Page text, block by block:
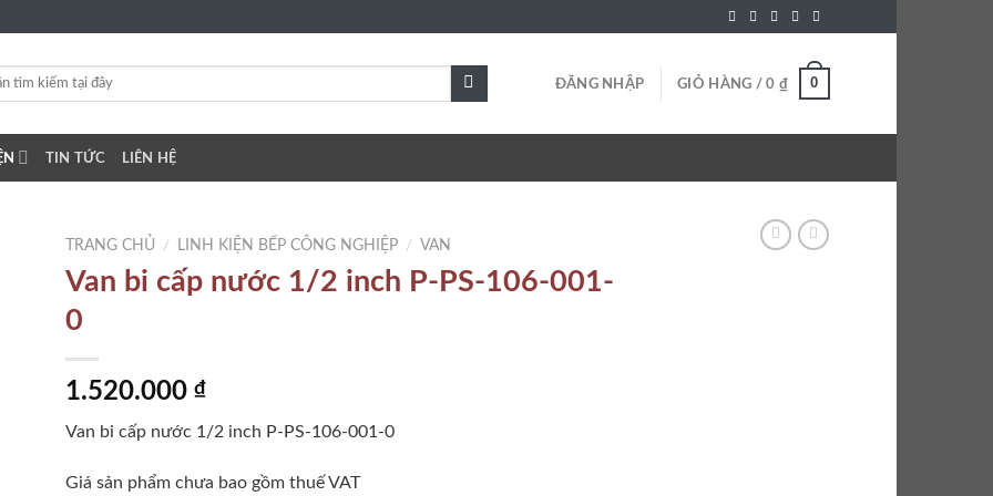
ĐĂNG NHẬP GIỎ HÀNG /0 ₫ 0
TIN TỨC LIÊN HỆ
TRANG CHỦ / LINH KIỆN BẾP CÔNG NGHIỆP / VAN
Van bi cấp nước 1/2 inch P-PS-106-001-
0
1.520.000 ₫
Van bi cấp nước 1/2 inch P-PS-106-001-0
Giá sản phẩm chưa bao gồm thuế VAT